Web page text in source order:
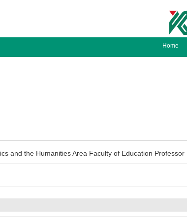
Home
and the Humanities Area Faculty of Education Professor